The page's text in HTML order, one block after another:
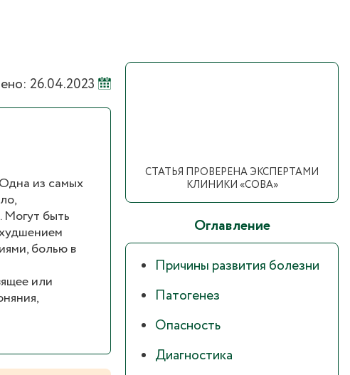
26.04.2023
из самых
Могут быть
болью в
или
СТАТЬЯ ПРОВЕРЕНА ЭКСПЕРТАМИ
КЛИНИКИ «СОВА»
Оглавление
Причины развития болезни
Патогенез
Опасность
Диагностика